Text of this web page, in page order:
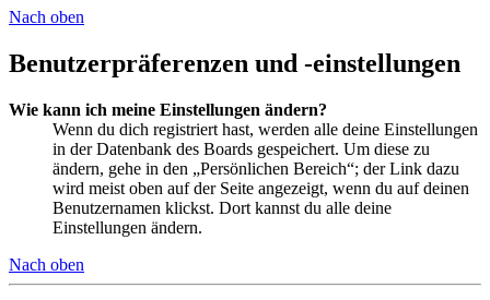
Nach oben
Benutzerpräferenzen und -einstellungen
Wie kann ich meine Einstellungen ändern?
Wenn du dich registriert hast, werden alle deine Einstellungen
in der Datenbank des Boards gespeichert. Um diese zu
ändern, gehe in den „Persönlichen Bereich“; der Link dazu
wird meist oben auf der Seite angezeigt, wenn du auf deinen
Benutzernamen klickst. Dort kannst du alle deine
Einstellungen ändern.
Nach oben